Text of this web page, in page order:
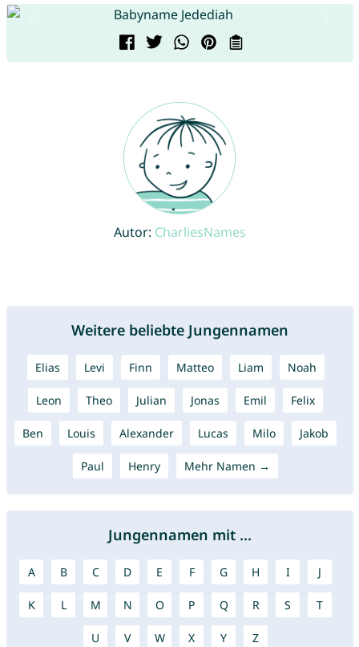
Autor: CharliesNames
Weitere beliebte Jungennamen
Elias Levi Finn Matteo Liam Noah
Leon Theo Julian Jonas Emil Felix
Ben Louis Alexander Lucas Milo Jakob
Paul Henry Mehr Namen →
Jungennamen mit ...
A B C D E F G H I J
K L M N O P Q R S T
U V W X Y Z